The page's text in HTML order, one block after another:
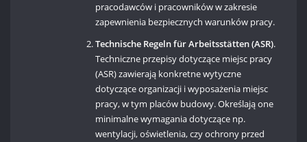
pracodawców i pracowników w zakresie
zapewnienia bezpiecznych warunków pracy.
Technische Regeln für Arbeitsstätten (ASR).
Techniczne przepisy dotyczące miejsc pracy
(ASR) zawierają konkretne wytyczne
dotyczące organizacji i wyposażenia miejsc
pracy, w tym placów budowy. Określają one
minimalne wymagania dotyczące np.
wentylacji, oświetlenia, czy ochrony przed